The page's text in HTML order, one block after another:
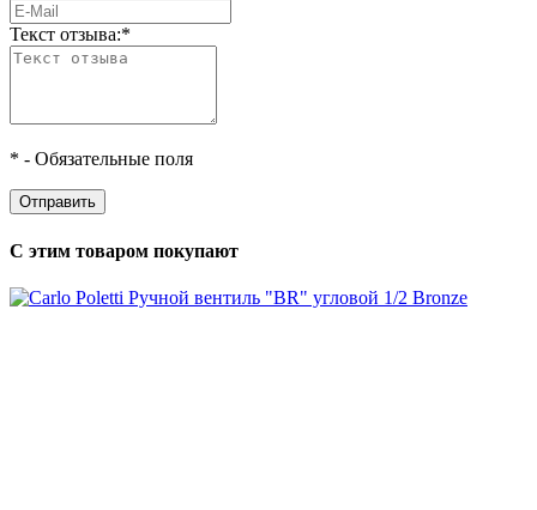
Текст отзыва:*
* - Обязательные поля
С этим товаром покупают